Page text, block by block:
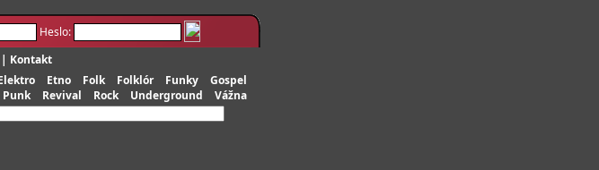
Heslo:
| Kontakt
Etno Folk Folklór Funky
Gospel
Punk Revival Rock Underground
Vážna